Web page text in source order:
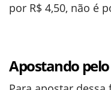
por R$ 4,50, não é
Apostando